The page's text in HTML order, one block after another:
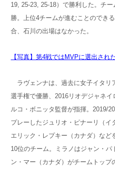
19, 25-23, 25-18）で勝利した。チ
勝。上位4チームが進むことのでき
合、石川の出場はなかった。
【写真】第4戦ではMVPに選出され
ラヴェンナは、過去に女子イタリ
選手権で優勝、2016リオデジャネ
ルコ・ボニッタ監督が指揮。2019/
プレーしたジュリオ・ピナーリ（イ
エリック・レプキー（カナダ）など
10位のチーム。ミラノはジャン・
ン・マー（カナダ）がチームトップ